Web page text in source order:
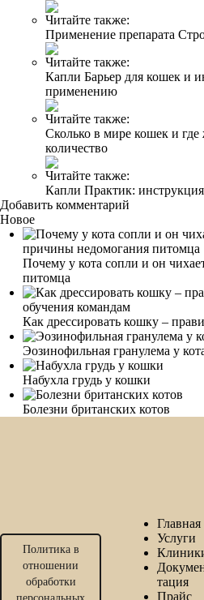
Читайте также:
Применение препарата
Читайте также:
Капли Барьер для кошек и
применению
Читайте также:
Сколько в мире кошек и
количество
Читайте также:
Капли Практик:
Добавить комментарий
Новое
Почему у кота сопли и он
питомца
Как дрессировать кошку –
Эозинофильная гранулема у
Набухла грудь у кошки
Болезни британских котов
Политика в
отношении
обработки
Главная
Услуги
тация
Прайс